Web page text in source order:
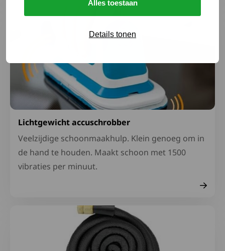
Alles toestaan
Details tonen
Lichtgewicht accuschrobber
Veelzijdige schoonmaakhulp. Klein genoeg om in
de hand te houden. Maakt schoon met 1500
vibraties per minuut.
Lees meer over XHose lichtgewicht tuinslang